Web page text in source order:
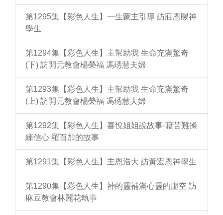
第1295集【彩色人生】一生蒙主引導 訪莊恩賜神
學生
第1294集【彩色人生】主幫助我 生命充滿驚奇
(下) 訪開元教會楊榮福 馮琇慧夫婦
第1293集【彩色人生】主幫助我 生命充滿驚奇
(上) 訪開元教會楊榮福 馮琇慧夫婦
第1292集【彩色人生】喜悅姐姐說故事-藉苦難操
練信心 羅百加的故事
第1291集【彩色人生】主恩浩大 訪黃宏恩神學生
第1290集【彩色人生】神的靈補滿心靈的虛空 訪
麻豆教會林麗花執事